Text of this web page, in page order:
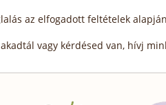
az elfogadott feltételek
vagy kérdésed van, hívj